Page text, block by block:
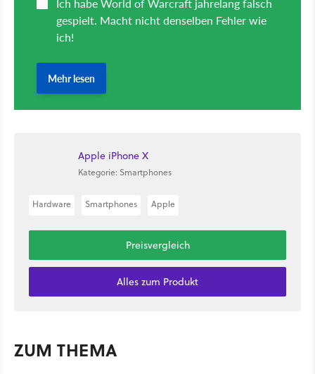
Apple iPhone X
Kategorie: Smartphones
Hardware Smartphones Apple
Preisvergleich
Alles zum Produkt
ZUM THEMA